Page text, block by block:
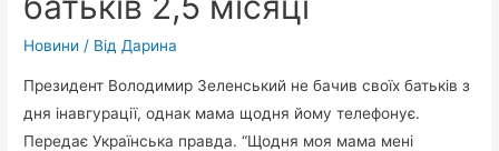
Новини / Від Дарина
Президент Володимир Зеленський не бачив своїх батьків з
дня інавгурації, однак мама щодня йому телефонує.
Передає Українська правда. “Щодня моя мама мені